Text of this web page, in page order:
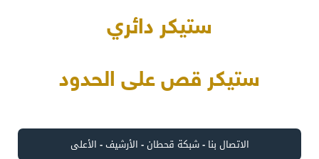
ستيكر دائري
ستيكر قص على الحدود
الاتصال بنا -شبكة قحطان- الأرشيف- الأعلى